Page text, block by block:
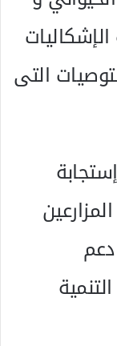
التى